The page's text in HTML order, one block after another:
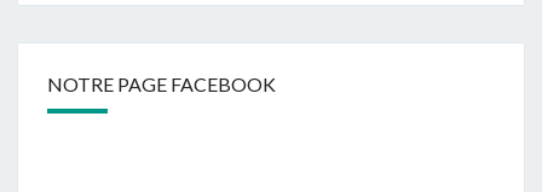
NOTRE PAGE FACEBOOK